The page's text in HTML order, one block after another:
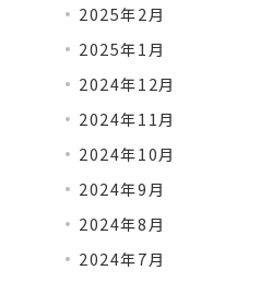
2025年2月
2025年1月
2024年12月
2024年11月
2024年10月
2024年9月
2024年8月
2024年7月